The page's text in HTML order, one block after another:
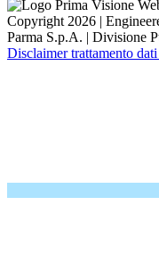
Copyright 2026 |
Parma S.p.A. | Divisione
Disclaimer trattamento